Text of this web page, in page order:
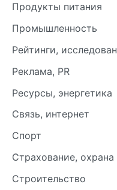
Продукты питания
Промышленность
Рейтинги,
Реклама, PR
Ресурсы, энергетика
Связь, интернет
Спорт
Страхование, охрана
Строительство